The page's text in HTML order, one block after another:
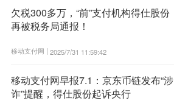
欠税300多万，“前”支付机构得仕股份
再被税务局通报！
移动支付网 | 2025/7/31 11:59:42
移动支付网早报7.1：京东币链发布“涉
诈”提醒，得仕股份起诉央行